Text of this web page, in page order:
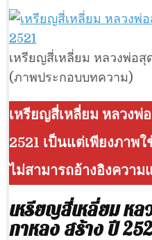
เหรียญสี่เหลี่ยม หลวงพ่อสุ
(ภาพประกอบบทความ)
เหรียญสี่เหลี่ยม หลวงพ่
2521 เป็นแต่เพียงภาพ
ไม่สามารถอ้างอิงความ
เหรียญสี่เหลี่ยม ห
กาหลง สร้าง ปี